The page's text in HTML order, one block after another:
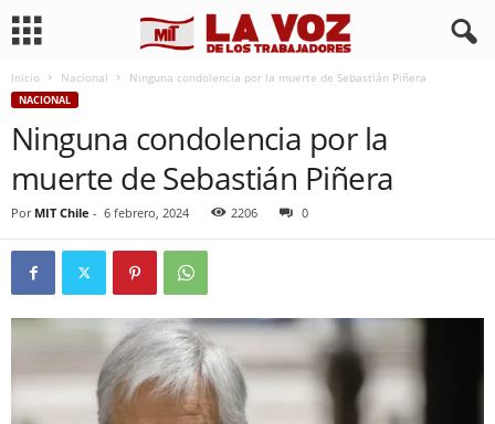
Inicio Nacional Ninguna condolencia por la muerte de Sebastián Piñera
NACIONAL
Ninguna condolencia por la
muerte de Sebastián Piñera
Por MIT Chile - 6 febrero, 2024 2206 0